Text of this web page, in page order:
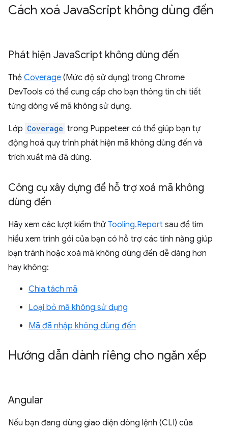
Cách xoá JavaScript không dùng đến
Phát hiện JavaScript không dùng đến
Thẻ Coverage (Mức độ sử dụng) trong Chrome
DevTools có thể cung cấp cho bạn thông tin chi tiết
từng dòng về mã không sử dụng.
Lớp Coverage trong Puppeteer có thể giúp bạn tự
động hoá quy trình phát hiện mã không dùng đến và
trích xuất mã đã dùng.
Công cụ xây dựng để hỗ trợ xoá mã không
dùng đến
Hãy xem các lượt kiểm thử Tooling.Report sau để tìm
hiểu xem trình gói của bạn có hỗ trợ các tính năng giúp
bạn tránh hoặc xoá mã không dùng đến dễ dàng hơn
hay không:
Chia tách mã
Loại bỏ mã không sử dụng
Mã đã nhập không dùng đến
Hướng dẫn dành riêng cho ngăn xếp
Angular
Nếu bạn đang dùng giao diện dòng lệnh (CLI) của